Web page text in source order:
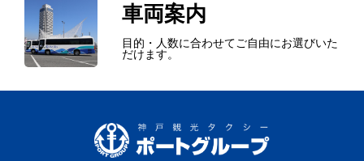
求人
お待ち合わせ
車両案内
目的・人数に合わせてご自由にお選びいた
だけます。